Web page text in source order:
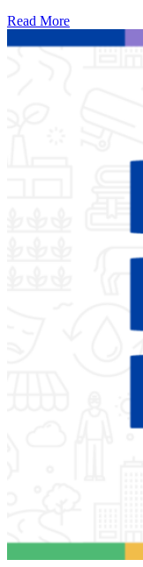
Read More